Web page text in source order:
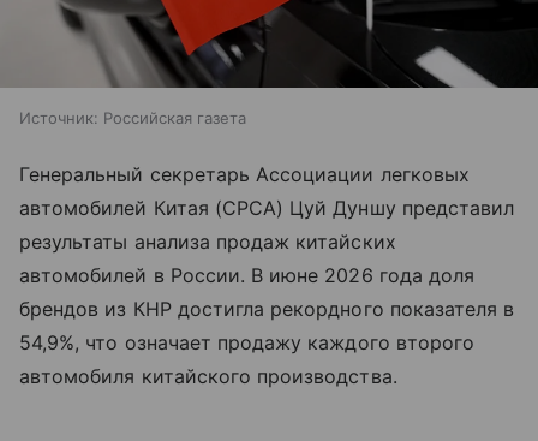
Источник: Российская газета
Генеральный секретарь Ассоциации легковых
автомобилей Китая (CPCA) Цуй Дуншу представил
результаты анализа продаж китайских
автомобилей в России. В июне 2026 года доля
брендов из КНР достигла рекордного показателя в
54,9%, что означает продажу каждого второго
автомобиля китайского производства.